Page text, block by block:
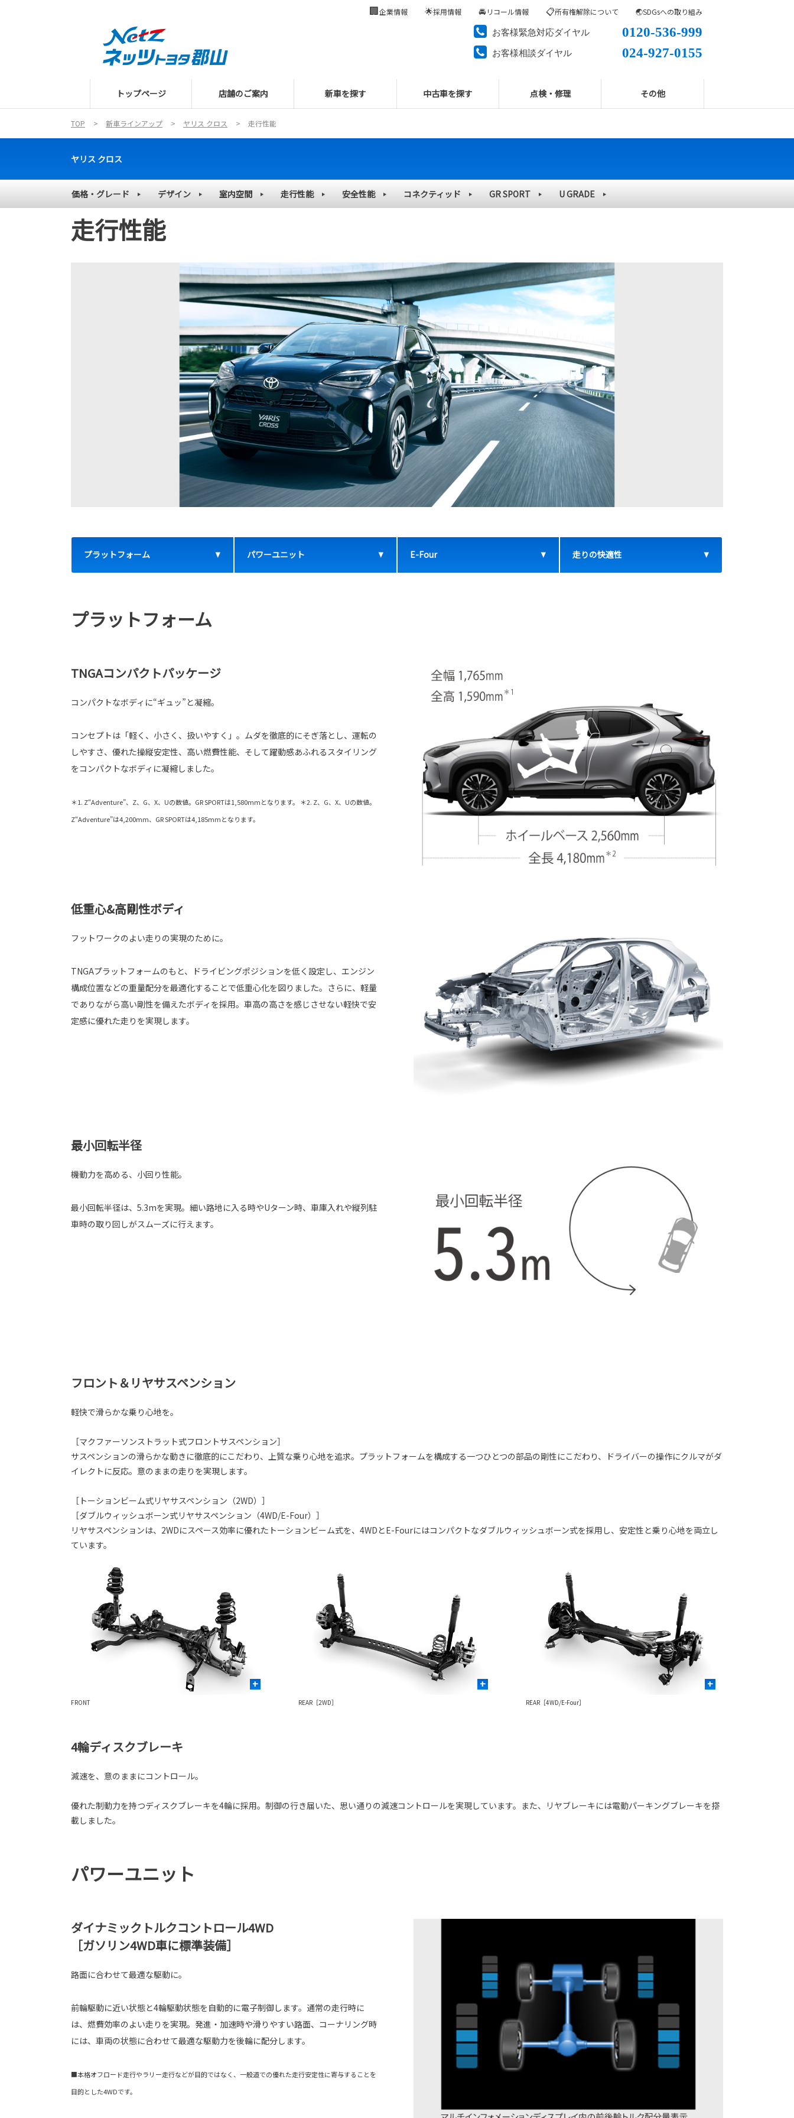
お客様緊急対応ダイヤル 0120-536-999
お客様相談ダイヤル 024-927-0155
トップページ 店舗のご案内 新車を探す 中古車を探す 点検・修理 その他
🏢企業情報 🌟採用情報 🚘 リコール情報 📋所有権解除について 🌏SDGsへの取り組み
TOP 新車ラインアップ ヤリス クロス 走行性能
ヤリス クロス
価格・グレード デザイン 室内空間 走行性能 安全性能 コネクティッド GR SPORT U GRADE
走行性能
プラットフォーム パワーユニット E-Four 走りの快適性
プラットフォーム
TNGAコンパクトパッケージ
コンパクトなボディに“ギュッ”と凝縮。
コンセプトは「軽く、小さく、扱いやすく」。ムダを徹底的にそぎ落とし、運転の
しやすさ、優れた操縦安定性、高い燃費性能、そして躍動感あふれるスタイリング
をコンパクトなボディに凝縮しました。
＊1. Z“Adventure”、Z、G、X、Uの数値。GR SPORTは1,580mmとなります。 ＊2. Z、G、X、Uの数値。
Z“Adventure”は4,200mm、GR SPORTは4,185mmとなります。
低重心&高剛性ボディ
フットワークのよい走りの実現のために。
TNGAプラットフォームのもと、ドライビングポジションを低く設定し、エンジン
構成位置などの重量配分を最適化することで低重心化を図りました。さらに、軽量
でありながら高い剛性を備えたボディを採用。車高の高さを感じさせない軽快で安
定感に優れた走りを実現します。
最小回転半径
機動力を高める、小回り性能。
最小回転半径は、5.3mを実現。細い路地に入る時やUターン時、車庫入れや縦列駐
車時の取り回しがスムーズに行えます。
フロント＆リヤサスペンション
軽快で滑らかな乗り心地を。
［マクファーソンストラット式フロントサスペンション］
サスペンションの滑らかな動きに徹底的にこだわり、上質な乗り心地を追求。プラットフォームを構成する一つひとつの部品の剛性にこだわり、ドライバーの操作にクルマがダ
イレクトに反応。意のままの走りを実現します。
［トーションビーム式リヤサスペンション（2WD）］
［ダブルウィッシュボーン式リヤサスペンション（4WD/E-Four）］
リヤサスペンションは、2WDにスペース効率に優れたトーションビーム式を、4WDとE-Fourにはコンパクトなダブルウィッシュボーン式を採用し、安定性と乗り心地を両立し
ています。
+
FRONT
+
REAR［2WD］
+
REAR［4WD/E-Four］
4輪ディスクブレーキ
減速を、意のままにコントロール。
優れた制動力を持つディスクブレーキを4輪に採用。制御の行き届いた、思い通りの減速コントロールを実現しています。また、リヤブレーキには電動パーキングブレーキを搭
載しました。
パワーユニット
ダイナミックトルクコントロール4WD
［ガソリン4WD車に標準装備］
路面に合わせて最適な駆動に。
前輪駆動に近い状態と4輪駆動状態を自動的に電子制御します。通常の走行時に
は、燃費効率のよい走りを実現。発進・加速時や滑りやすい路面、コーナリング時
には、車両の状態に合わせて最適な駆動力を後輪に配分します。
■本格オフロード走行やラリー走行などが目的ではなく、一般道での優れた走行安定性に寄与することを
目的とした4WDです。